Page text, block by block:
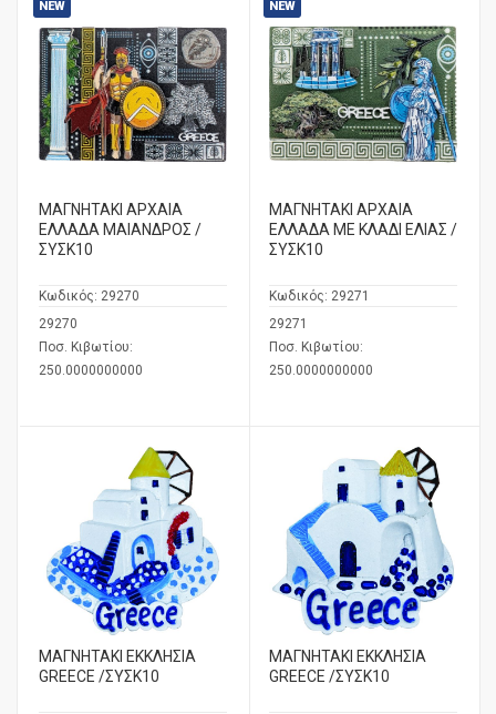
NEW
ΜΑΓΝΗΤΑΚΙ ΑΡΧΑΙΑ
ΕΛΛΑΔΑ ΜΑΙΑΝΔΡΟΣ /
ΣΥΣΚ10
Κωδικός: 29270
29270
Ποσ. Κιβωτίου:
250.0000000000
NEW
ΜΑΓΝΗΤΑΚΙ ΑΡΧΑΙΑ
ΕΛΛΑΔΑ ΜΕ ΚΛΑΔΙ ΕΛΙΑΣ /
ΣΥΣΚ10
Κωδικός: 29271
29271
Ποσ. Κιβωτίου:
250.0000000000
ΜΑΓΝΗΤΑΚΙ ΕΚΚΛΗΣΙΑ
GREECE /ΣΥΣΚ10
ΜΑΓΝΗΤΑΚΙ ΕΚΚΛΗΣΙΑ
GREECE /ΣΥΣΚ10